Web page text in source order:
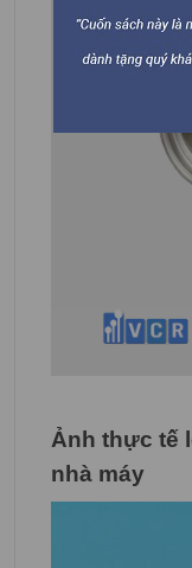
Ảnh thực tế
nhà máy